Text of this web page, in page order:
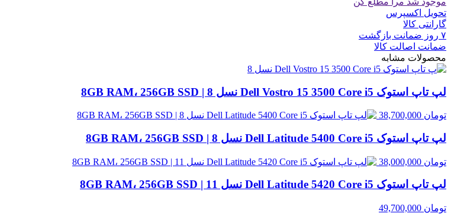
تحویل اکسپرس
گارانتی کالا
۷ روز ضمانت بازگشت
ضمانت اصالت کالا
محصولات مشابه
لپ تاپ استوک Dell Vostro 15 3500 Core i5 نسل 8 | 8GB RAM، 256GB SSD
تومان
لپ تاپ استوک Dell Latitude 5400 Core i5 نسل 8 | 8GB RAM، 256GB SSD
تومان
لپ تاپ استوک Dell Latitude 5420 Core i5 نسل 11 | 8GB RAM، 256GB SSD
تومان